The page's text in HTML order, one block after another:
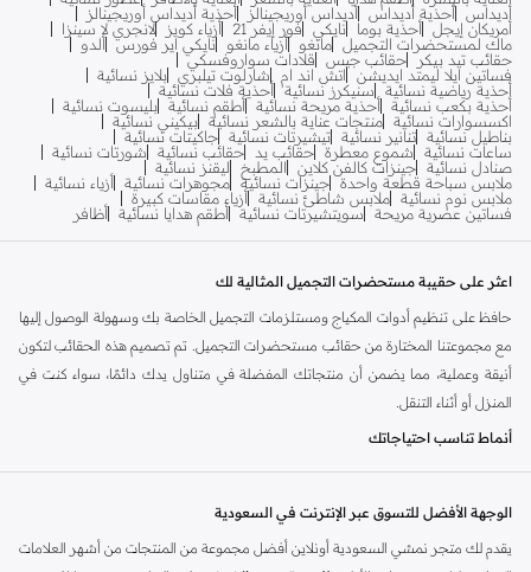
أديداس أحذية أديداس أديداس أوريجينالز
أحذية أديداس أوريجينالز
أمريكان إيجل أحذية بوما نايكي فور إيفر 21 أزياء كويز
لانجري لا سينزا
ماك لمستحضرات التجميل مانغو أزياء مانغو نايكي اير فورس ألدو
حقائب تيد بيكر
حقائب جيس
قلادات سواروفسكي
فساتين ايلا ليمتد ايديشن
اتش اند ام شارلوت تيلبري بلايز نسائية
أحذية رياضية نسائية
سنيكرز نسائية أحذية فلات نسائية
أحذية بكعب نسائية أحذية مريحة نسائية أطقم نسائية بليسوت نسائية
اكسسوارات نسائية منتجات عناية بالشعر نسائية بيكيني نسائية
بناطيل نسائية تنانير نسائية تيشيرتات نسائية جاكيتات نسائية
ساعات نسائية
شموع معطرة حقائب يد حقائب نسائية
شورتات نسائية
صنادل نسائية جينزات كالفن كلاين المطبخ
ليقنز نسائية
ملابس سباحة قطعة واحدة جينزات نسائية مجوهرات نسائية أزياء نسائية
ملابس نوم نسائية ملابس شاطئ نسائية أزياء مقاسات كبيرة
فساتين عصرية مريحة
سويتشيرتات نسائية أطقم هدايا نسائية أظافر
اعثر على حقيبة مستحضرات التجميل المثالية لك
حافظ على تنظيم أدوات المكياج ومستلزمات التجميل الخاصة بك وسهولة الوصول إليها
مع مجموعتنا المختارة من حقائب مستحضرات التجميل. تم تصميم هذه الحقائب لتكون
أنيقة وعملية، مما يضمن أن منتجاتك المفضلة في متناول يدك دائمًا، سواء كنت في
المنزل أو أثناء التنقل.
أنماط تناسب احتياجاتك
اكتشف مجموعة متنوعة من التصميمات التي تناسب أسلوب حياتك:
حافظات صغيرة (بوش):مدمجة ومتعددة الاستخدامات، مثالية لوضعها في حقيبة
يدك للمسات السريعة.
الوجهة الأفضل للتسوق عبر الإنترنت في السعودية
يقدم لك متجر نمشي السعودية أونلاين أفضل مجموعة من المنتجات من أشهر العلامات